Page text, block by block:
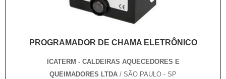
PROGRAMADOR DE CHAMA ELETRÔNICO
ICATERM - CALDEIRAS AQUECEDORES E
QUEIMADORES LTDA / SÃO PAULO - SP